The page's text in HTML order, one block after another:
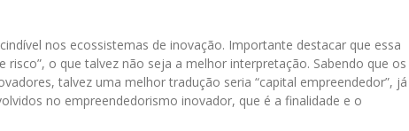
nos ecossistemas de inovação. Importante destacar que essa
o que talvez não seja a melhor interpretação. Sabendo que os
talvez uma melhor tradução seria “capital empreendedor”, já
no empreendedorismo inovador, que é a finalidade e o